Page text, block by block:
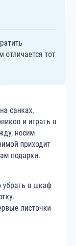
отличается тот
санках,
и играть в
носим
приходит
подарки.
убрать в шкаф
листочки